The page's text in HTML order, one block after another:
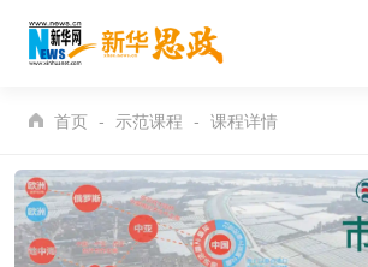
首页 示范课程 课程详情